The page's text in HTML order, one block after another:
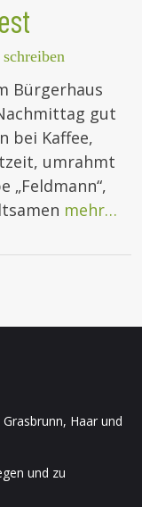
Bürgerhaus
gut
bei Kaffee,
umrahmt
„Feldmann“,
mehr…
Haar und
und zu